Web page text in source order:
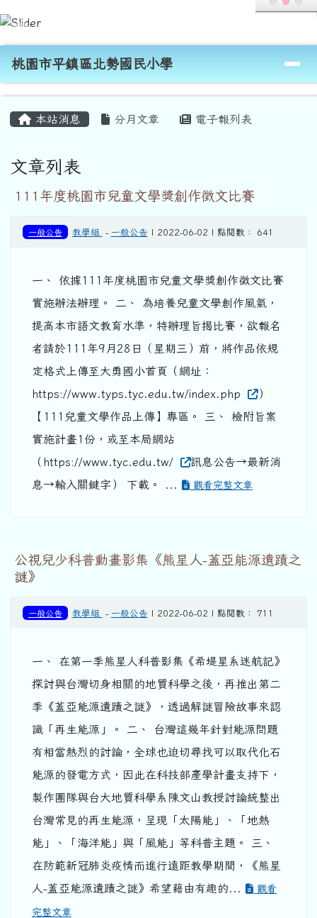
跳至主內容區
桃園市平鎮區北勢國民小學
導覽列
桃園市平鎮區北勢國民小學
本站消息 分月文章 電子報列表
文章列表
111年度桃園市兒童文學獎創作徵文比賽
一般公告 教學組 - 一般公告 | 2022-06-02 | 點閱數： 641
一、 依據111年度桃園市兒童文學獎創作徵文比賽
實施辦法辦理。 二、 為培養兒童文學創作風氣，
提高本市語文教育水準，特辦理旨揭比賽，欲報名
者請於111年9月28日（星期三）前，將作品依規
定格式上傳至大勇國小首頁（網址：
https://www.typs.tyc.edu.tw/index.php
）
【111兒童文學作品上傳】專區。 三、 檢附旨案
實施計畫1份，或至本局網站
（https://www.tyc.edu.tw/
訊息公告→最新消
息→輸入關鍵字） 下載。 ...
觀看完整文章
公視兒少科普動畫影集《熊星人-蓋亞能源遺蹟之
謎》
一般公告 教學組 - 一般公告 | 2022-06-02 | 點閱數： 711
一、 在第一季熊星人科普影集《希堤星系迷航記》
探討與台灣切身相關的地質科學之後，再推出第二
季《蓋亞能源遺蹟之謎》，透過解謎冒險故事來認
識「再生能源」。 二、 台灣這幾年針對能源問題
有相當熱烈的討論，全球也迫切尋找可以取代化石
能源的發電方式，因此在科技部產學計畫支持下，
製作團隊與台大地質科學系陳文山教授討論統整出
台灣常見的再生能源，呈現「太陽能」、「地熱
能」、「海洋能」與「風能」等科普主題。 三、
在防範新冠肺炎疫情而進行遠距教學期間，《熊星
人-蓋亞能源遺蹟之謎》希望藉由有趣的...
觀看
完整文章